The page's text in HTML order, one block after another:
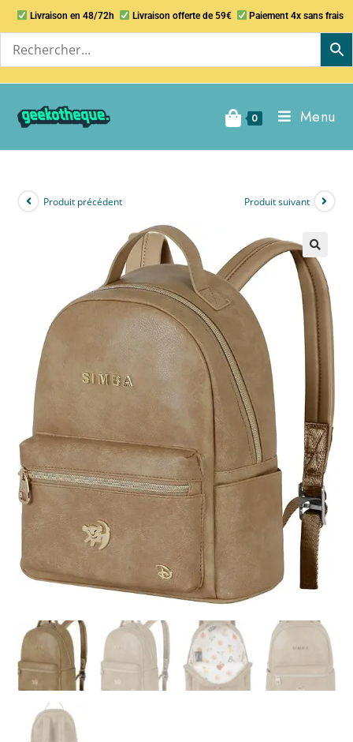
Livraison en 48/72h Livraison offerte de 59€ Paiement 4x sans frais
0 Menu
Produit précédent Produit suivant